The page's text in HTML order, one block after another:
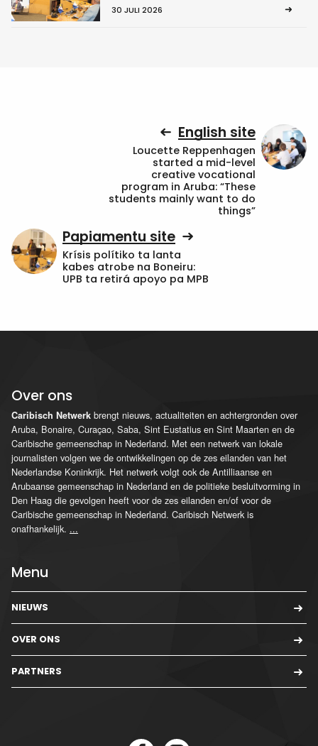
30 JULI 2026
English site
Loucette Reppenhagen
started a mid-level
creative vocational
program in Aruba: “These
students mainly want to do
things”
Papiamentu site
Krísis polítiko ta lanta
kabes atrobe na Boneiru:
UPB ta retirá apoyo pa MPB
Over ons
Caribisch Netwerk brengt nieuws, actualiteiten en achtergronden over
Aruba, Bonaire, Curaçao, Saba, Sint Eustatius en Sint Maarten en de
Caribische gemeenschap in Nederland. Met een netwerk van lokale
journalisten volgen we de ontwikkelingen op de zes eilanden van het
Nederlandse Koninkrijk. Het netwerk volgt ook de Antilliaanse en
Arubaanse gemeenschap in Nederland en de politieke besluitvorming in
Den Haag die gevolgen heeft voor de zes eilanden en/of voor de
Caribische gemeenschap in Nederland. Caribisch Netwerk is
onafhankelijk. ...
Menu
NIEUWS
OVER ONS
PARTNERS